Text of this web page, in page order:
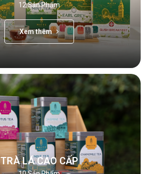
12Sản Phẩm
Xem thêm
TRÀ LÁ CAO CẤP